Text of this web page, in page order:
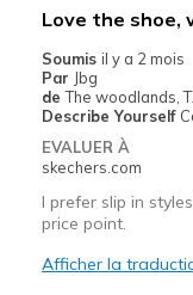
Width
Sizing
View On Shoes
Love the shoe,
Soumis il y a 2 mois
Par Jbg
de The woodlands,
Describe Yourself
EVALUER À
skechers.com
I prefer slip in
price point.
Afficher la